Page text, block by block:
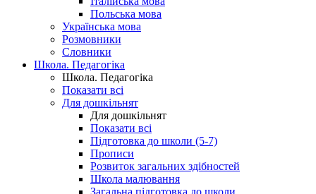
Польська мова
Українська мова
Розмовники
Словники
Школа. Педагогіка
Школа. Педагогіка
Показати всі
Для дошкільнят
Для дошкільнят
Показати всі
Підготовка до школи (5-7)
Прописи
Розвиток загальних здібностей
Школа малювання
Загальна підготовка до школи